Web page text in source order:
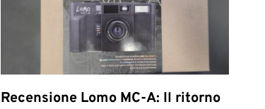
Recensione Lomo MC-A: Il ritorno